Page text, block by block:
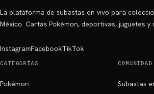
La plataforma de subastas en vivo para
México. Cartas Pokémon, deportivas, juguetes y
InstagramFacebookTikTok
CATEGORÍAS
Pokémon
COMUNIDAD
Subastas